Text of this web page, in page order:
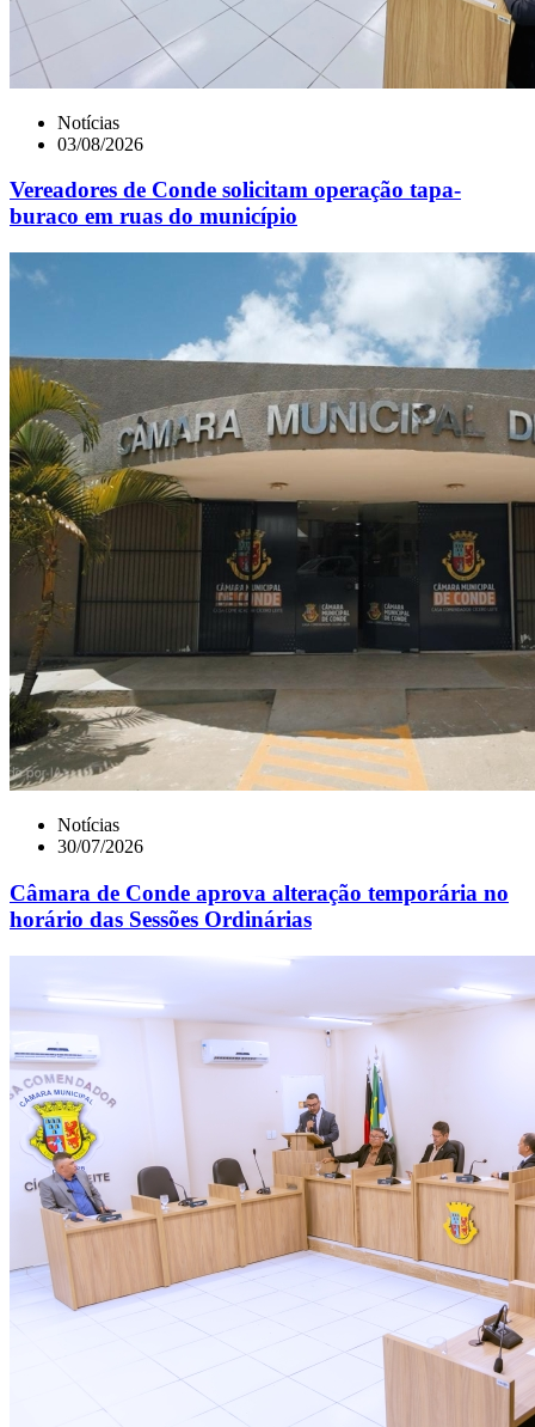
Notícias
03/08/2026
Vereadores de Conde solicitam operação tapa-
buraco em ruas do município
Notícias
30/07/2026
Câmara de Conde aprova alteração temporária no
horário das Sessões Ordinárias